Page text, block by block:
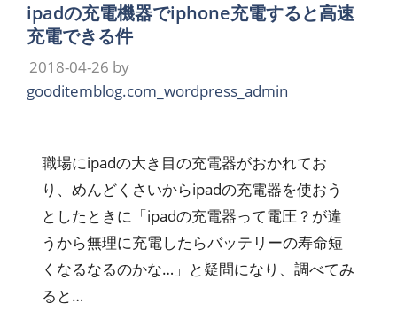
ipadの充電機器でiphone充電すると高速
充電できる件
2018-04-26 by
gooditemblog.com_wordpress_admin
職場にipadの大き目の充電器がおかれてお
り、めんどくさいからipadの充電器を使おう
としたときに「ipadの充電器って電圧？が違
うから無理に充電したらバッテリーの寿命短
くなるなるのかな…」と疑問になり、調べてみ
ると…